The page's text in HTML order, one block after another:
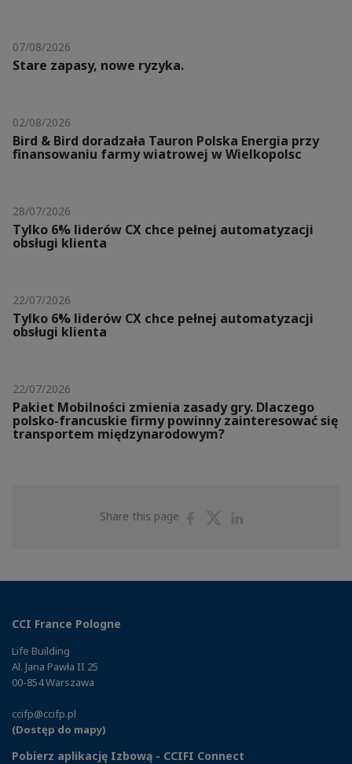
07/08/2026
Stare zapasy, nowe ryzyka.
02/08/2026
Bird & Bird doradzała Tauron Polska Energia przy
finansowaniu farmy wiatrowej w Wielkopolsc
28/07/2026
Tylko 6% liderów CX chce pełnej automatyzacji
obsługi klienta
22/07/2026
Tylko 6% liderów CX chce pełnej automatyzacji
obsługi klienta
22/07/2026
Pakiet Mobilności zmienia zasady gry. Dlaczego
polsko-francuskie firmy powinny zainteresować się
transportem międzynarodowym?
Share this page
ShareShare
CCI France Pologne
Life Building
Al. Jana Pawła II 25
00-854 Warszawa
ccifp@ccifp.pl
(Dostęp do mapy)
Pobierz aplikację Izbową - CCIFI Connect